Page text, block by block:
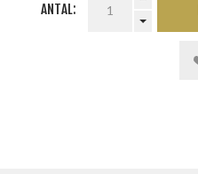
ANTAL: